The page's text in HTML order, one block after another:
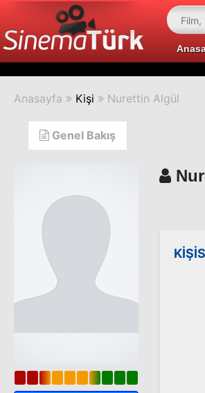
Anasayfa Kişi Nurettin Algül
Genel Bakış